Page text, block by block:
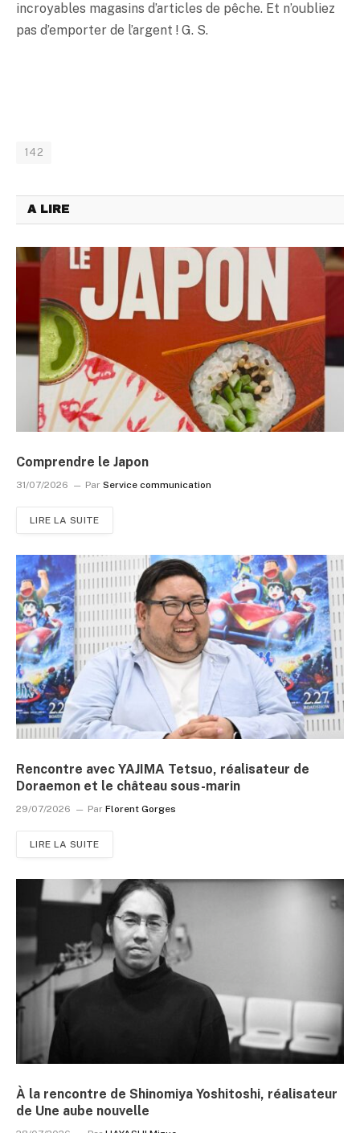
incroyables magasins d’articles de pêche. Et n’oubliez
pas d’emporter de l’argent ! G. S.
142
A LIRE
Comprendre le Japon
31/07/2026 Par Service communication
LIRE LA SUITE
Rencontre avec YAJIMA Tetsuo, réalisateur de
Doraemon et le château sous-marin
29/07/2026 Par Florent Gorges
LIRE LA SUITE
À la rencontre de Shinomiya Yoshitoshi, réalisateur
de Une aube nouvelle